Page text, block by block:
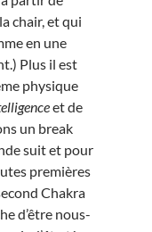
chair, et qui
en une
Plus il est
physique
et de
un break
suit et pour
premières
Chakra
d’être nous-